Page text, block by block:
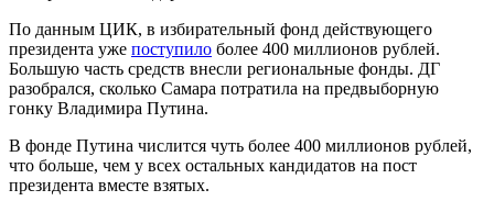
По данным ЦИК, в избирательный фонд действующего
президента уже поступило более 400 миллионов рублей.
Большую часть средств внесли региональные фонды. ДГ
разобрался, сколько Самара потратила на предвыборную
гонку Владимира Путина.
В фонде Путина числится чуть более 400 миллионов рублей,
что больше, чем у всех остальных кандидатов на пост
президента вместе взятых.